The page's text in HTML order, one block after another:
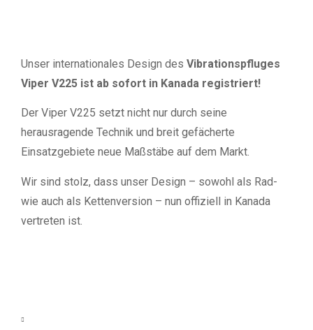
Unser internationales Design des Vibrationspfluges
Viper V225 ist ab sofort in Kanada registriert!
Der Viper V225 setzt nicht nur durch seine
herausragende Technik und breit gefächerte
Einsatzgebiete neue Maßstäbe auf dem Markt.
Wir sind stolz, dass unser Design – sowohl als Rad-
wie auch als Kettenversion – nun offiziell in Kanada
vertreten ist.